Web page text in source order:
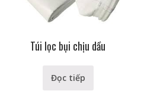
Túi lọc bụi chịu dầu
Đọc tiếp